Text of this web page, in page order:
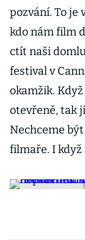
pozvání. To je
kdo nám film
ctít naši
festival v
okamžik.
otevřeně, tak
Nechceme
filmaře. I